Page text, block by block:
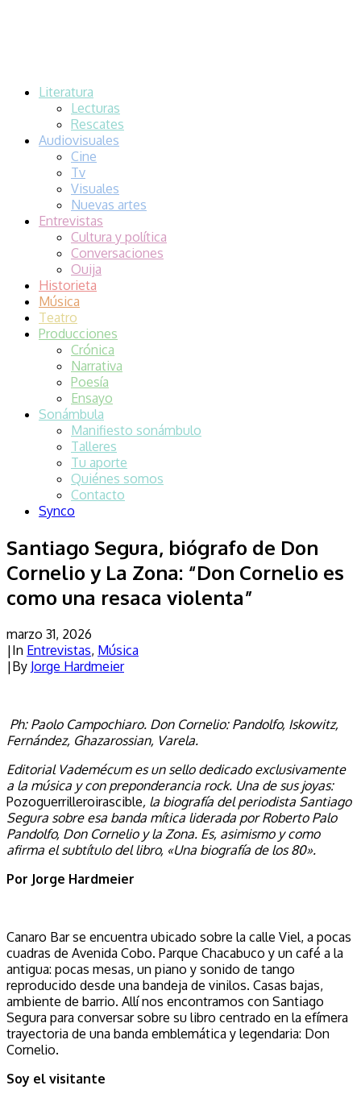
Literatura
Lecturas
Rescates
Audiovisuales
Cine
Tv
Visuales
Nuevas artes
Entrevistas
Cultura y política
Conversaciones
Ouija
Historieta
Música
Teatro
Producciones
Crónica
Narrativa
Poesía
Ensayo
Sonámbula
Manifiesto sonámbulo
Talleres
Tu aporte
Quiénes somos
Contacto
Synco
Santiago Segura, biógrafo de Don
Cornelio y La Zona: “Don Cornelio es
como una resaca violenta”
marzo 31, 2026
|In Entrevistas, Música
|By Jorge Hardmeier
Ph: Paolo Campochiaro. Don Cornelio: Pandolfo, Iskowitz,
Fernández, Ghazarossian, Varela.
Editorial Vademécum es un sello dedicado exclusivamente
a la música y con preponderancia rock. Una de sus joyas:
Pozoguerrilleroirascible, la biografía del periodista Santiago
Segura sobre esa banda mítica liderada por Roberto Palo
Pandolfo, Don Cornelio y la Zona. Es, asimismo y como
afirma el subtítulo del libro, «Una biografía de los 80».
Por Jorge Hardmeier
Canaro Bar se encuentra ubicado sobre la calle Viel, a pocas
cuadras de Avenida Cobo. Parque Chacabuco y un café a la
antigua: pocas mesas, un piano y sonido de tango
reproducido desde una bandeja de vinilos. Casas bajas,
ambiente de barrio. Allí nos encontramos con Santiago
Segura para conversar sobre su libro centrado en la efímera
trayectoria de una banda emblemática y legendaria: Don
Cornelio.
Soy el visitante